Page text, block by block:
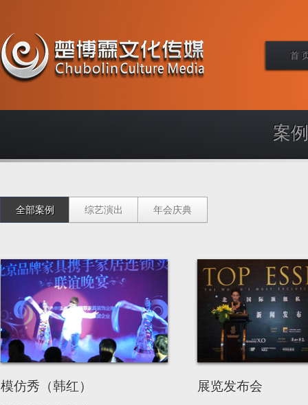
首
案
全部案例 综艺演出 年会庆典
模仿秀（韩红） 展览发布会